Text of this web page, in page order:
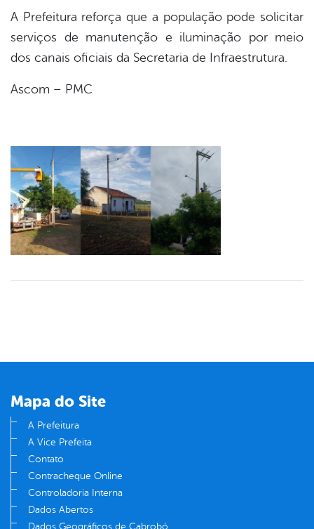
A Prefeitura reforça que a população pode solicitar
serviços de manutenção e iluminação por meio
dos canais oficiais da Secretaria de Infraestrutura.
Ascom – PMC
Mapa do Site
A Prefeitura
A Vice Prefeita
Contato
Contracheque Online
Controladoria Interna
Dados Abertos
Dados Geográficos de Cabrobó